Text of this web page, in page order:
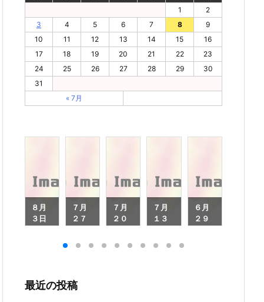
1
2
3
4 5 6 7 8
9
10
11 12 13 14 15
16
17
18 19 20 21 22
23
24
25 26 27 28 29
30
31
« 7月
８月
３日
送内
７月
２７
の放
７月
２０
７月
１３
６月
２９
最近の投稿